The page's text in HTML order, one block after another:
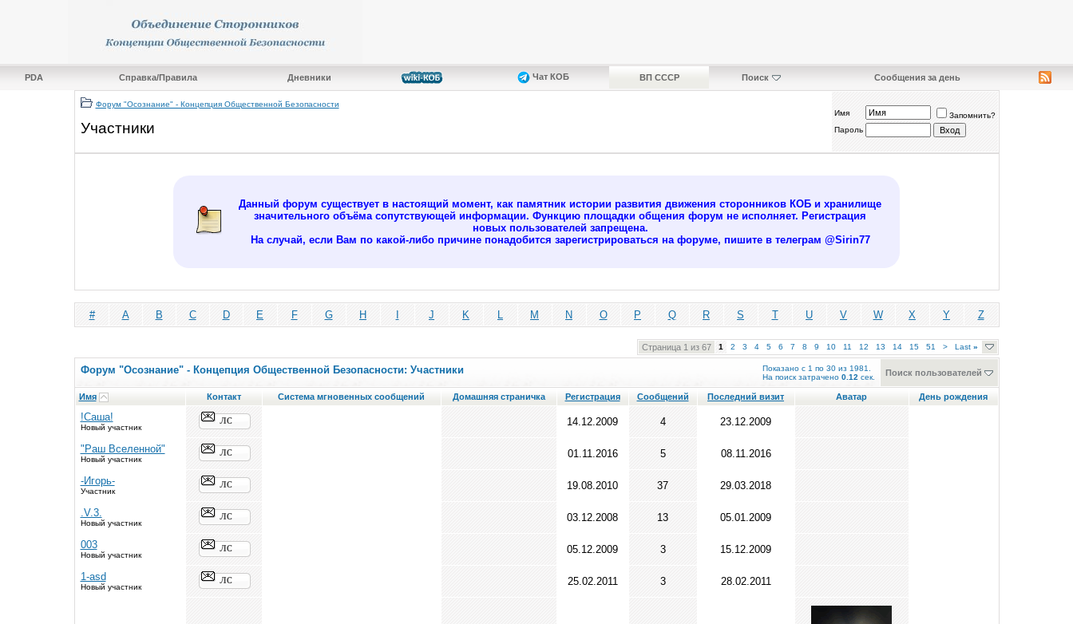
PDA Справка/Правила Дневники Чат КОБ ВП СССР Поиск Сообщения за день
Форум "Осознание" - Концепция Общественной Безопасности
Участники
Имя
Запомнить?
Пароль
Данный форум существует в настоящий момент, как памятник истории развития движения сторонников КОБ и хранилище
значительного объёма сопутствующей информации. Функцию площадки общения форум не исполняет. Регистрация
новых пользователей запрещена.
На случай, если Вам по какой-либо причине понадобится зарегистрироваться на форуме, пишите в телеграм @Sirin77
# A B C D E F G H J K L M N O P Q R S T U V W X Y Z
Страница 1 из 67 1 2 3 4 5 6 7 8 9 10 11 12 13 14 15 51 > Last»
Показано с 1 по 30 из 1981.
На поиск затрачено 0.12 сек.
Форум "Осознание" - Концепция Общественной Безопасности: Участники Поиск пользователей
Имя Контакт Система мгновенных сообщений Домашняя страничка Регистрация Сообщений Последний визит Аватар День рождения
!Саша!
Новый участник 14.12.2009 4 23.12.2009
"Раш Вселенной"
Новый участник 01.11.2016 5 08.11.2016
-Игорь-
Участник 19.08.2010 37 29.03.2018
.V.3.
Новый участник 03.12.2008 13 05.01.2009
003
Новый участник 05.12.2009 3 15.12.2009
1-asd
Новый участник 25.02.2011 3 28.02.2011